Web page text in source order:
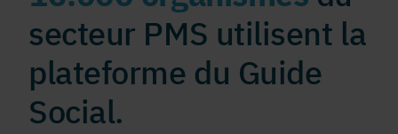
secteur PMS utilisent la
plateforme du Guide
Social.